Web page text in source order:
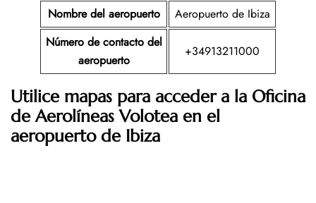
Nombre del aeropuerto
Aeropuerto de Ibiza
Número de contacto del
aeropuerto
+34913211000
Utilice mapas para acceder a la Oficina
deAerolíneas Volotea en el
aeropuerto de Ibiza